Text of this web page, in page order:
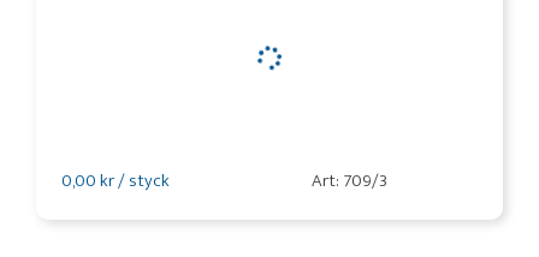
0,00 kr / styck Art: 709/3